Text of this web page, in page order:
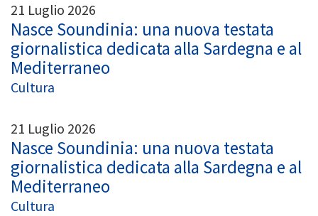
21 Luglio 2026
Nasce Soundinia: una nuova testata
giornalistica dedicata alla Sardegna e al
Mediterraneo
Cultura
21 Luglio 2026
Nasce Soundinia: una nuova testata
giornalistica dedicata alla Sardegna e al
Mediterraneo
Cultura